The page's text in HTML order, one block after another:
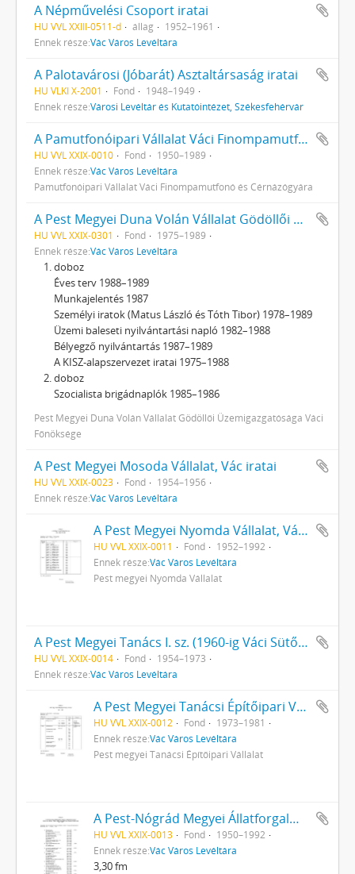
A Népművelési Csoport iratai
HU VVL XXIII-0511-d állag
1952–1961
Ennek része:Vác Város Levéltára
A Palotavárosi (Jóbarát) Asztaltársaság iratai
HU VLKI X-2001 Fond
1948–1949
Ennek része:Városi Levéltár és Kutatóintézet, Székesfehérvár
A Pamutfonóipari Vállalat Váci Finompamutfonó és Cérnázógyárának (1962-ig Finompamutfonó és Cérnázógyár) iratai
HU VVL XXIX-0010 Fond
1950–1989
Ennek része:Vác Város Levéltára
Pamutfonóipari Vállalat Váci Finompamutfonó és Cérnázógyára
A Pest Megyei Duna Volán Vállalat Gödöllői Üzemigazgatósága Váci Főnökségének (1986-ig Volán 1. sz. Vállalat 12. sz. Üzemegysége) iratai
HU VVL XXIX-0301 Fond
1975–1989
Ennek része:Vác Város Levéltára
doboz
Éves terv 1988–1989
Munkajelentés 1987
Személyi iratok (Matus László és Tóth Tibor) 1978–1989
Üzemi baleseti nyilvántartási napló 1982–1988
Bélyegző nyilvántartás 1987–1989
A KISZ-alapszervezet iratai 1975–1988
doboz
Szocialista brigádnaplók 1985–1986
Pest Megyei Duna Volán Vállalat Gödöllői Üzemigazgatósága Váci
Főnöksége
A Pest Megyei Mosoda Vállalat, Vác iratai
HU VVL XXIX-0023 Fond
1954–1956
Ennek része:Vác Város Levéltára
A Pest Megyei Nyomda Vállalat, Vác iratai
HU VVL XXIX-0011 Fond
1952–1992
Ennek része:Vác Város Levéltára
Pest megyei Nyomda Vállalat
A Pest Megyei Tanács I. sz. (1960-ig Váci Sütőipari Vállalat) Váci Sütőipari Vállalatának iratai
HU VVL XXIX-0014 Fond
1954–1973
Ennek része:Vác Város Levéltára
A Pest Megyei Tanácsi Építőipari Vállalat, Vác iratai
HU VVL XXIX-0012 Fond
1973–1981
Ennek része:Vác Város Levéltára
Pest megyei Tanácsi Építőipari Vállalat
A Pest-Nógrád Megyei Állatforgalmi és Húsipari Vállalat Váci Gyárának (1964-ig Váci Húsipari Vállalat, 1968-ig Pest-Nógrád Megyei Húsipari Vállalat) iratai
HU VVL XXIX-0013 Fond
1950–1992
Ennek része:Vác Város Levéltára
3,30 fm